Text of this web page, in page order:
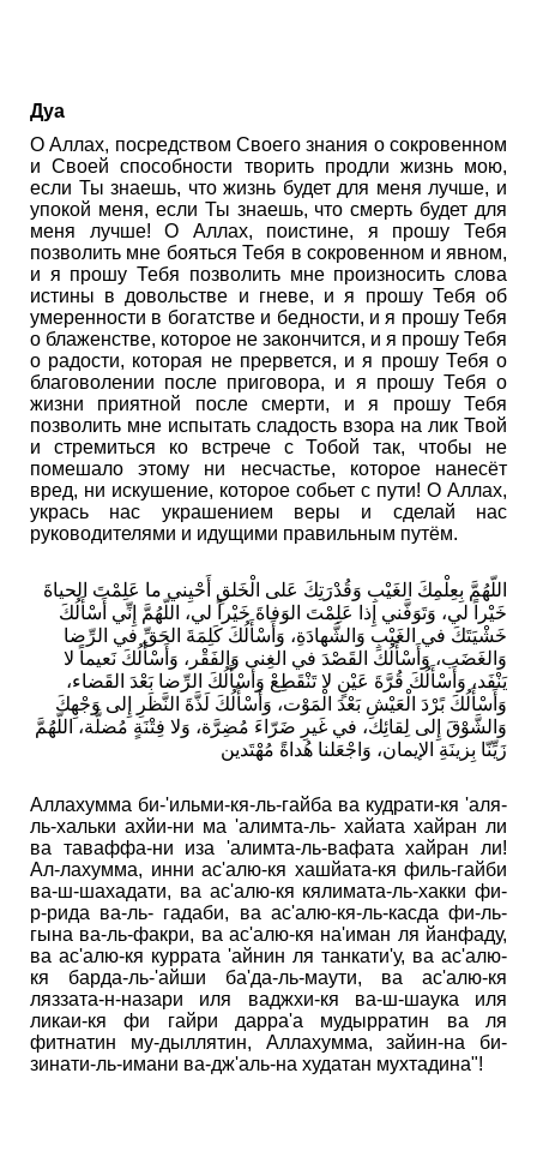
Дуа
О Аллах, посредством Своего знания о сокровенном
и Своей способности творить продли жизнь мою,
если Ты знаешь, что жизнь будет для меня лучше, и
упокой меня, если Ты знаешь, что смерть будет для
меня лучше! О Аллах, поистине, я прошу Тебя
позволить мне бояться Тебя в сокровенном и явном,
и я прошу Тебя позволить мне произносить слова
истины в довольстве и гневе, и я прошу Тебя об
умеренности в богатстве и бедности, и я прошу Тебя
о блаженстве, которое не закончится, и я прошу Тебя
о радости, которая не прервется, и я прошу Тебя о
благоволении после приговора, и я прошу Тебя о
жизни приятной после смерти, и я прошу Тебя
позволить мне испытать сладость взора на лик Твой
и стремиться ко встрече с Тобой так, чтобы не
помешало этому ни несчастье, которое нанесёт
вред, ни искушение, которое собьет с пути! О Аллах,
укрась нас украшением веры и сделай нас
руководителями и идущими правильным путём.
اللّھُمَّ بِعِلْمِكَ الغَیْبِ وَقُدْرَتِكَ عَلى الْخَلقِ أَحْیِني ما عَلِمْتَ الحیاةَ
خَیْراً لي، وَتَوَفَّني إِذا عَلِمْتَ الوَفاةَ خَیْراً لي، اللّھُمَّ إِنِّي أَسْأَلُكَ
خَشْیَتَكَ في الغَیْبِ وَالشَّھادَةِ، وَأَسْأَلُكَ كَلِمَةَ الحَقِّ في الرِّضا
وَالغَضَب، وَأَسْأَلُكَ القَصْدَ في الغِنى وَالفَقْر، وَأَسْأَلُكَ نَعیماً لا
یَنْفَد، وَأَسْأَلُكَ قُرَّةَ عَیْنٍ لا تَنْقَطِعْ وَأَسْأَلُكَ الرِّضا بَعْدَ القَضاء،
وَأَسْأَلُكَ بًرْدَ الْعَیْشِ بَعْدَ الْمَوْت، وَأَسْأَلُكَ لَذَّةَ النَّظَرِ إِلى وَجْھِكَ
وَالشَّوْقَ إِلى لِقائِك، في غَیرِ ضَرّاءَ مُضِرَّة، وَلا فِتْنَةٍ مُضلَّة، اللّھُمَّ
زَیِّنّا بِزینَةِ الإیمان، وَاجْعَلنا ھُداةً مُھْتَدین
Аллахумма би-'ильми-кя-ль-гайба ва кудрати-кя 'аля-
ль-хальки ахйи-ни ма 'алимта-ль- хайата хайран ли
ва таваффа-ни иза 'алимта-ль-вафата хайран ли!
Ал-лахумма, инни ас'алю-кя хашйата-кя филь-гайби
ва-ш-шахадати, ва ас'алю-кя кялимата-ль-хакки фи-
р-рида ва-ль- гадаби, ва ас'алю-кя-ль-касда фи-ль-
гына ва-ль-факри, ва ас'алю-кя на'иман ля йанфаду,
ва ас'алю-кя куррата 'айнин ля танкати'у, ва ас'алю-
кя барда-ль-'айши ба'да-ль-маути, ва ас'алю-кя
ляззата-н-назари иля ваджхи-кя ва-ш-шаука иля
ликаи-кя фи гайри дарра'а мудырратин ва ля
фитнатин му-дыллятин, Аллахумма, зайин-на би-
зинати-ль-имани ва-дж'аль-на худатан мухтадина"!